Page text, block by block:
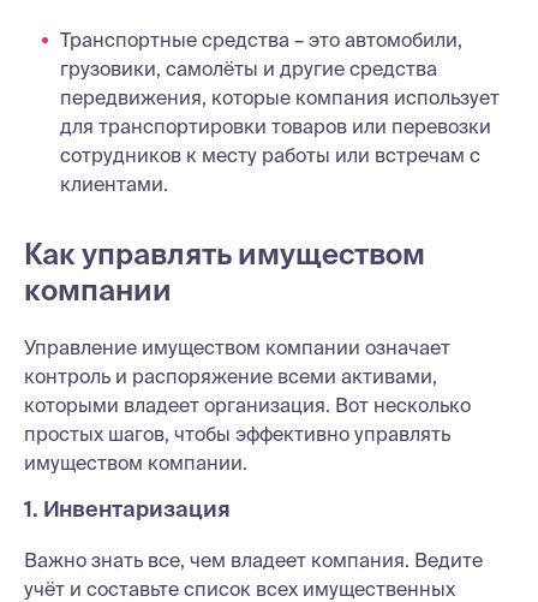
Транспортные средства – это автомобили,
грузовики, самолёты и другие средства
передвижения, которые компания использует
для транспортировки товаров или перевозки
сотрудников к месту работы или встречам с
клиентами.
Как управлять имуществом
компании
Управление имуществом компании означает
контроль и распоряжение всеми активами,
которыми владеет организация. Вот несколько
простых шагов, чтобы эффективно управлять
имуществом компании.
1. Инвентаризация
Важно знать все, чем владеет компания. Ведите
учёт и составьте список всех имущественных